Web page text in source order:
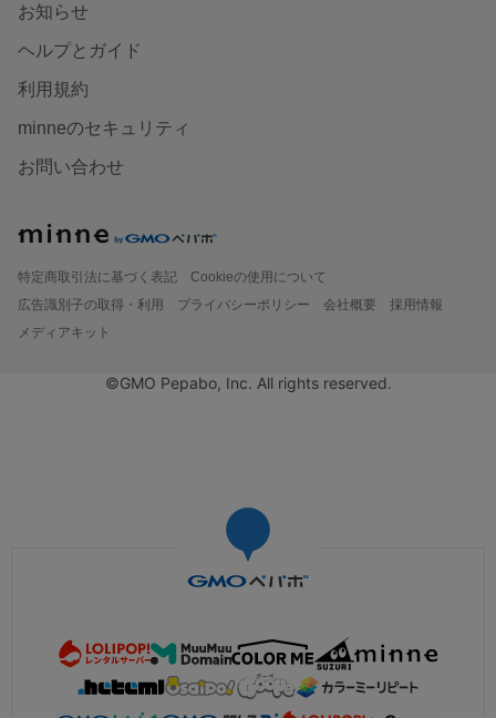
お知らせ
ヘルプとガイド
利用規約
minneのセキュリティ
お問い合わせ
特定商取引法に基づく表記
Cookieの使用について
広告識別子の取得・利用
プライバシーポリシー 会社概要
採用情報
メディアキット
©GMO Pepabo, Inc. All rights reserved.